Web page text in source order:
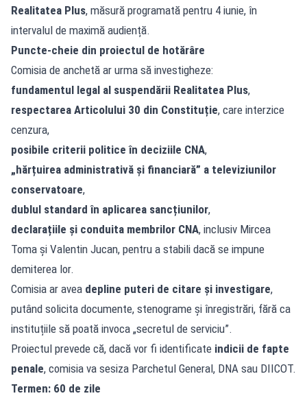
Realitatea Plus, măsură programată pentru 4 iunie, în
intervalul de maximă audiență.
Puncte-cheie din proiectul de hotărâre
Comisia de anchetă ar urma să investigheze:
fundamentul legal al suspendării Realitatea Plus,
respectarea Articolului 30 din Constituție, care interzice
cenzura,
posibile criterii politice în deciziile CNA,
„hărțuirea administrativă și financiară” a televiziunilor
conservatoare,
dublul standard în aplicarea sancțiunilor,
declarațiile și conduita membrilor CNA, inclusiv Mircea
Toma și Valentin Jucan, pentru a stabili dacă se impune
demiterea lor.
Comisia ar avea depline puteri de citare și investigare,
putând solicita documente, stenograme și înregistrări, fără ca
instituțiile să poată invoca „secretul de serviciu”.
Proiectul prevede că, dacă vor fi identificate indicii de fapte
penale, comisia va sesiza Parchetul General, DNA sau DIICOT.
Termen: 60 de zile